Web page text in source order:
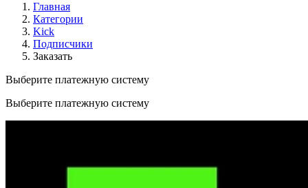
Главная
Категории
Kick
Подписчики
Заказать
Выберите платежную систему
Выберите платежную систему